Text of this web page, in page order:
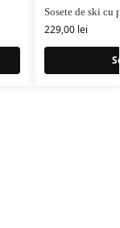
Sosete de ski cu
229,00 lei